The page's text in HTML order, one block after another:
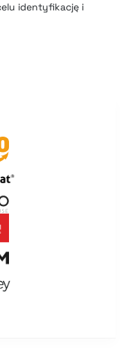
identyfikację i